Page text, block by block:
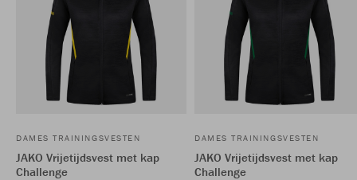
DAMES TRAININGSVESTEN
JAKO Vrijetijdsvest met kap
Challenge
DAMES TRAININGSVESTEN
JAKO Vrijetijdsvest met kap
Challenge